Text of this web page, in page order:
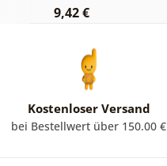
9,42 €
Kostenloser Versand
bei Bestellwert über 150.00 €